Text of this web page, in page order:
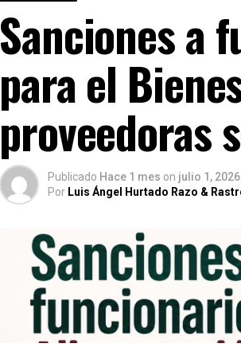
Sanciones a
para el
proveedoras
Publicado Hace 1 mes on julio 1, 2026
Por Luis Ángel Hurtado Razo &